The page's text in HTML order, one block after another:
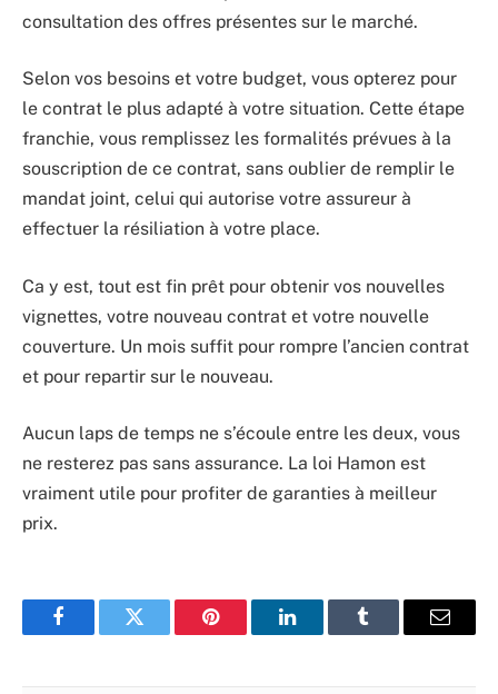
consultation des offres présentes sur le marché.
Selon vos besoins et votre budget, vous opterez pour
le contrat le plus adapté à votre situation. Cette étape
franchie, vous remplissez les formalités prévues à la
souscription de ce contrat, sans oublier de remplir le
mandat joint, celui qui autorise votre assureur à
effectuer la résiliation à votre place.
Ca y est, tout est fin prêt pour obtenir vos nouvelles
vignettes, votre nouveau contrat et votre nouvelle
couverture. Un mois suffit pour rompre l’ancien contrat
et pour repartir sur le nouveau.
Aucun laps de temps ne s’écoule entre les deux, vous
ne resterez pas sans assurance. La loi Hamon est
vraiment utile pour profiter de garanties à meilleur
prix.
FacebookTwitter Pinterest LinkedInTumblr Email